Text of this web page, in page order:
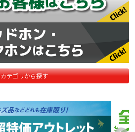
カテゴリから探す